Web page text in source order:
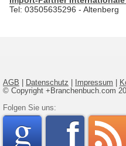
Tel: 03505635296 - Altenberg
AGB Datenschutz Impressum
© Copyright +Branchenbuch.com
Folgen Sie uns: